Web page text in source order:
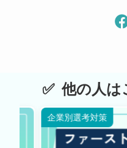
他の人は
企業別選考対策